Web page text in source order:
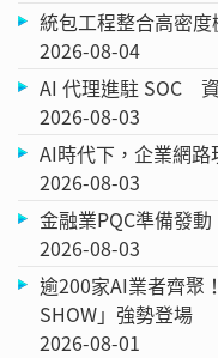
統包工程整合高密
2026-08-04
AI 代理進駐 SOC
2026-08-03
AI時代下，企業網
2026-08-03
金融業PQC準備發
2026-08-03
逾200家AI業者齊聚
SHOW」強勢登場
2026-08-01